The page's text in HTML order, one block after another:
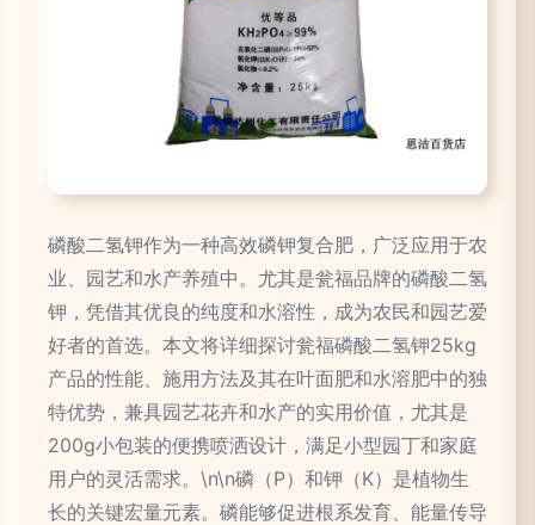
磷酸二氢钾作为一种高效磷钾复合肥，广泛应用于农
业、园艺和水产养殖中。尤其是瓮福品牌的磷酸二氢
钾，凭借其优良的纯度和水溶性，成为农民和园艺爱
好者的首选。本文将详细探讨瓮福磷酸二氢钾25kg
产品的性能、施用方法及其在叶面肥和水溶肥中的独
特优势，兼具园艺花卉和水产的实用价值，尤其是
200g小包装的便携喷洒设计，满足小型园丁和家庭
用户的灵活需求。\n\n磷（P）和钾（K）是植物生
长的关键宏量元素。磷能够促进根系发育、能量传导